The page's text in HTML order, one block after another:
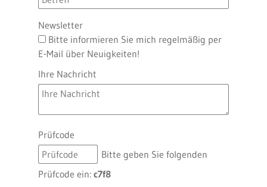
Newsletter
Bitte informieren Sie mich regelmäßig per
E-Mail über Neuigkeiten!
Ihre Nachricht
Prüfcode
Bitte geben Sie folgenden
Prüfcode ein: c7f8